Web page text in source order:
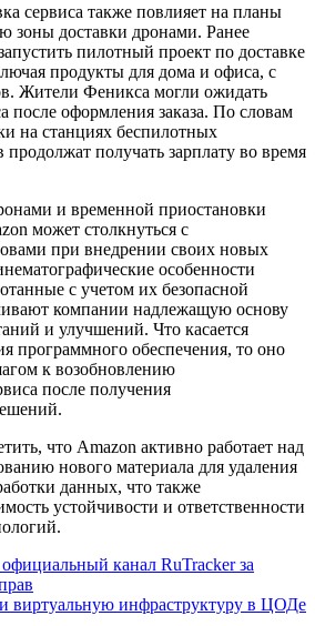
сервиса также повлияет на планы
зоны доставки дронами. Ранее
пилотный проект по доставке
продукты для дома и офиса, с
Жители Феникса могли ожидать
после оформления заказа. По словам
на станциях беспилотных
продолжат получать зарплату во время
и временной приостановки
может столкнуться с
при внедрении своих новых
особенности
с учетом их безопасной
компании надлежащую основу
и улучшений. Что касается
программного обеспечения, то оно
к возобновлению
после получения
что Amazon активно работает над
нового материала для удаления
данных, что также
устойчивости и ответственности
канал RuTracker за
виртуальную инфраструктуру в ЦОДе